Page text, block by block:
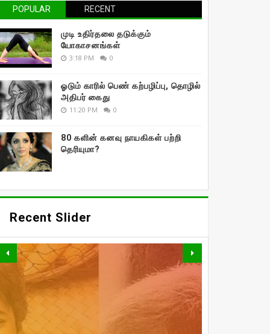
POPULAR RECENT
முடி உதிர்தலை தடுக்கும்
யோகாசனங்கள்
3:18 PM 0
ஓடும் காரில் பெண் கற்பழிப்பு, தொழில்
அதிபர் கைது
11:20 PM 0
80 களின் கனவு நாயகிகள் பற்றி
தெரியுமா?
Recent Slider